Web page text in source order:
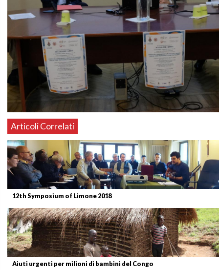
Articoli Correlati
12th Symposium of Limone 2018
Aiuti urgenti per milioni di bambini del Congo